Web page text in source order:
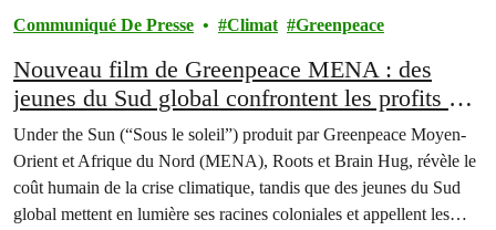
Communiqué De Presse Climat Greenpeace
Nouveau film de Greenpeace MENA : des
jeunes du Sud global confrontent les profits des
énergies fossiles à travers des récits de survie
dans Under the Sun
Under the Sun (“Sous le soleil”) produit par Greenpeace Moyen-
Orient et Afrique du Nord (MENA), Roots et Brain Hug, révèle le
coût humain de la crise climatique, tandis que des jeunes du Sud
global mettent en lumière ses racines coloniales et appellent les